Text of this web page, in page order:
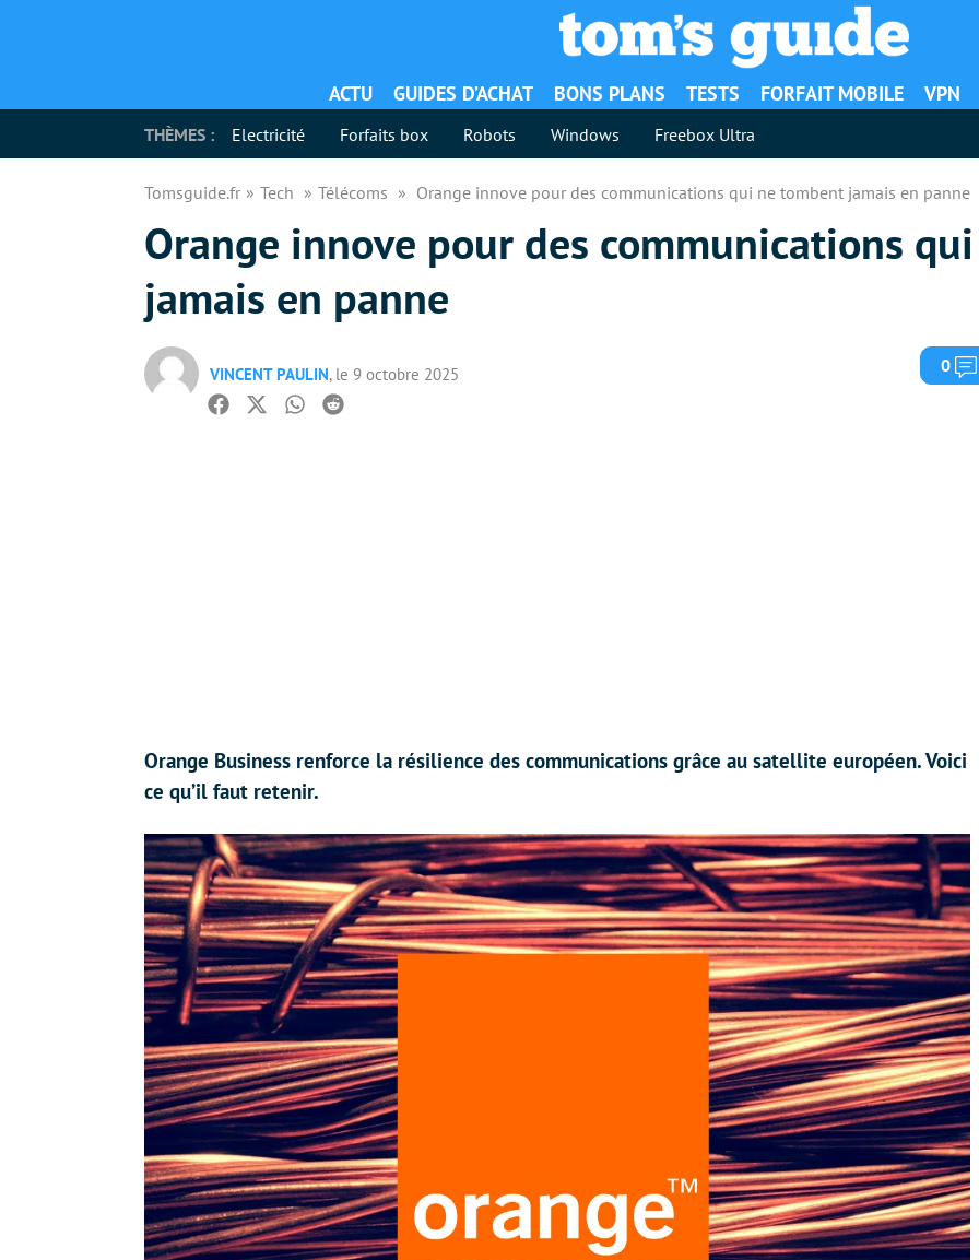
ACTU GUIDES D’ACHAT BONS PLANS TESTS FORFAIT MOBILE VPN
THÈMES : Electricité Forfaits box Robots Windows Freebox Ultra
Tomsguide.fr Tech Télécoms Orange innove pour des communications qui ne tombent jamais en panne
Orange innove pour des communications
jamais en panne
VINCENT PAULIN, le 9 octobre 2025 0
Facebook
TwitterWhatsapp
Reddit
Orange Business renforce la résilience des communications grâce au satellite européen. Voici
ce qu’il faut retenir.